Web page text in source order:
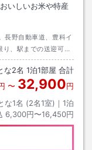
いしいお米や特産
長野自動車道、豊科イ
り、駅までの送迎可
な2名 1泊1部屋 合計
〜 32,900円
な1名 (2名1室)｜ 1泊
6,300円〜16,450円